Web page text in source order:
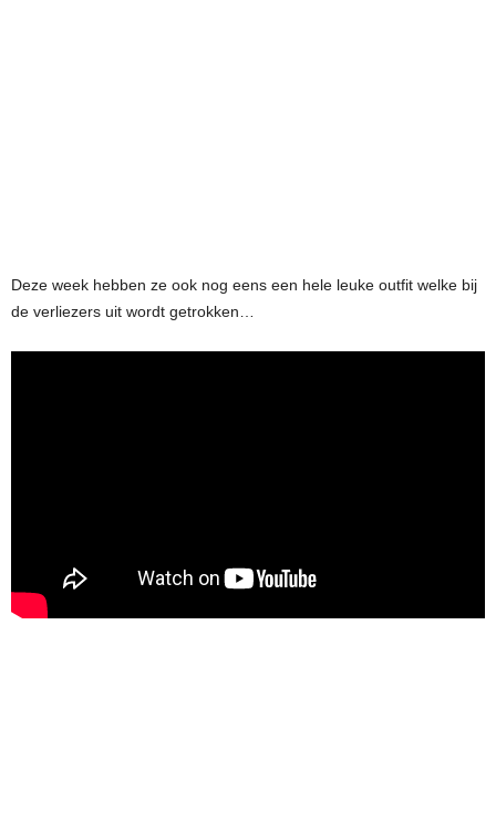
Deze week hebben ze ook nog eens een hele leuke outfit welke bij
de verliezers uit wordt getrokken…